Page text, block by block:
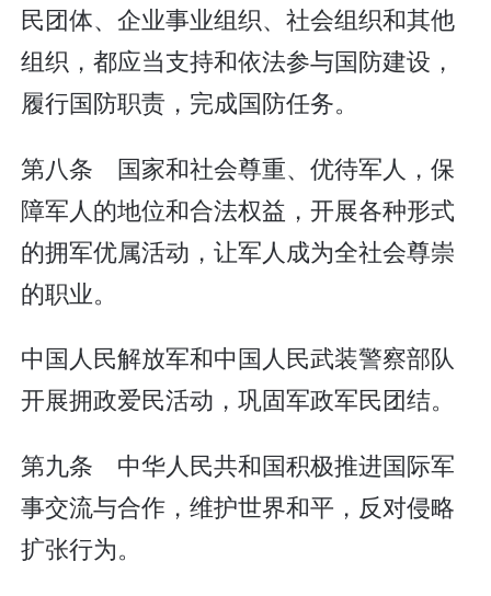
民团体、企业事业组织、社会组织和其他
组织，都应当支持和依法参与国防建设，
履行国防职责，完成国防任务。
第八条 国家和社会尊重、优待军人，保
障军人的地位和合法权益，开展各种形式
的拥军优属活动，让军人成为全社会尊崇
的职业。
中国人民解放军和中国人民武装警察部队
开展拥政爱民活动，巩固军政军民团结。
第九条 中华人民共和国积极推进国际军
事交流与合作，维护世界和平，反对侵略
扩张行为。